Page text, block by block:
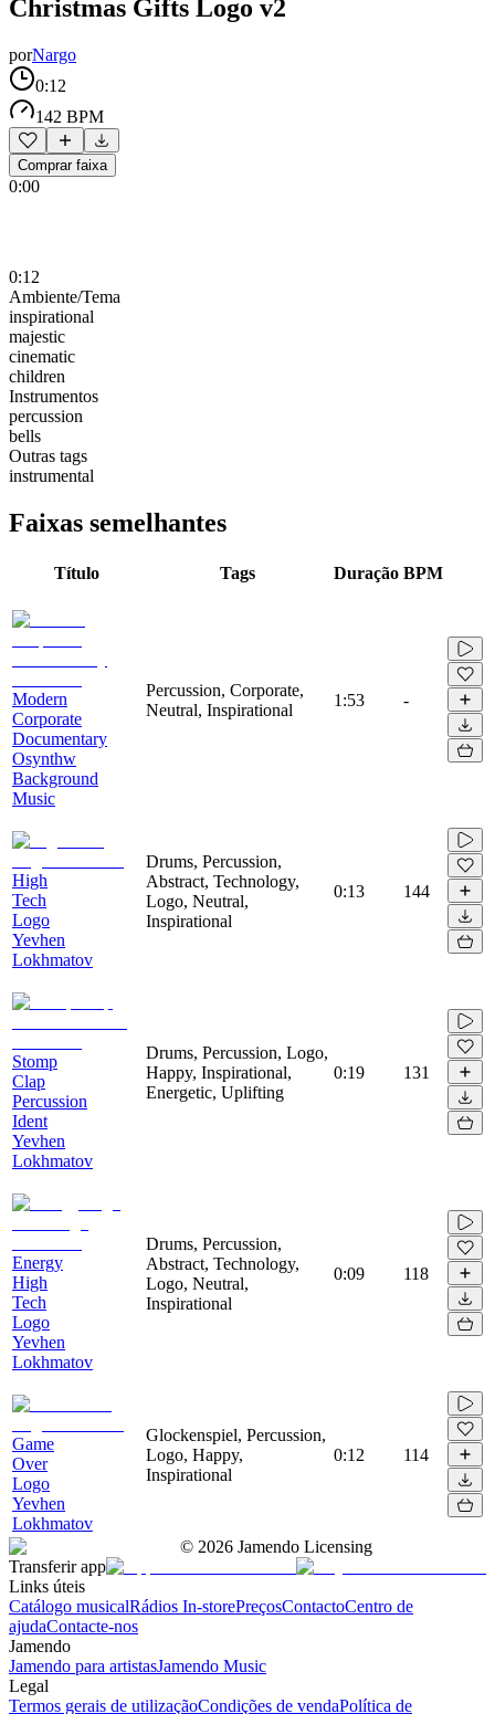
Christmas Gifts Logo v2
porNargo
0:12
142 BPM
Comprar faixa
0:00
0:12
Ambiente/Tema
inspirational
majestic
cinematic
children
Instrumentos
percussion
bells
Outras tags
instrumental
Faixas semelhantes
Título Tags Duração BPM
Modern
Corporate
Documentary
Osynthw
Background
Music
Percussion, Corporate,
Neutral, Inspirational
1:53 -
High
Tech
Logo
Yevhen
Lokhmatov
Drums, Percussion,
Abstract, Technology,
Logo, Neutral,
Inspirational
0:13 144
Stomp
Clap
Percussion
Ident
Yevhen
Lokhmatov
Drums, Percussion, Logo,
Happy, Inspirational,
Energetic, Uplifting
0:19 131
Energy
High
Tech
Logo
Yevhen
Lokhmatov
Drums, Percussion,
Abstract, Technology,
Logo, Neutral,
Inspirational
0:09 118
Game
Over
Logo
Yevhen
Lokhmatov
Glockenspiel, Percussion,
Logo, Happy,
Inspirational
0:12 114
© 2026 Jamendo Licensing
Transferir app
Links úteis
Catálogo musicalRádios In-storePreçosContactoCentro de
ajudaContacte-nos
Jamendo
Jamendo para artistasJamendo Music
Legal
Termos gerais de utilizaçãoCondições de vendaPolítica de